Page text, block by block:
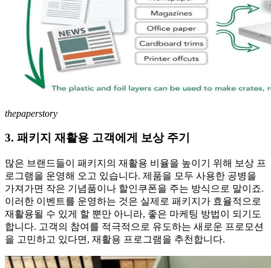
thepaperstory
3. 패키지 재활용 고객에게 보상 주기
많은 브랜드들이 패키지의 재활용 비율을 높이기 위해 보상 프
로그램을 운영해 오고 있습니다. 제품을 모두 사용한 공병을
가져가면 작은 기념품이나 할인쿠폰을 주는 방식으로 말이죠.
이러한 이벤트를 운영하는 것은 실제로 패키지가 효율적으로
재활용될 수 있게 할 뿐만 아니라, 좋은 마케팅 방법이 되기도
합니다. 고객의 참여를 적극적으로 유도하는 새로운 프로모션
을 고민하고 있다면, 재활용 프로그램을 추천합니다.